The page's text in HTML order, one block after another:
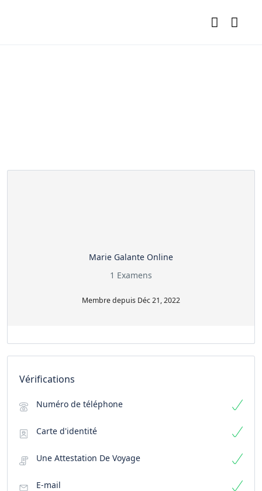
Marie Galante Online
1 Examens
Membre depuis Déc 21, 2022
Vérifications
Numéro de téléphone
Carte d'identité
Une Attestation De Voyage
E-mail